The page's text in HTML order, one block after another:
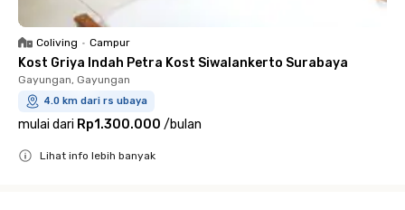
Coliving • Campur
Kost Griya Indah Petra Kost Siwalankerto Surabaya
Gayungan, Gayungan
4.0 km dari rs ubaya
mulai dari Rp1.300.000 /bulan
Lihat info lebih banyak